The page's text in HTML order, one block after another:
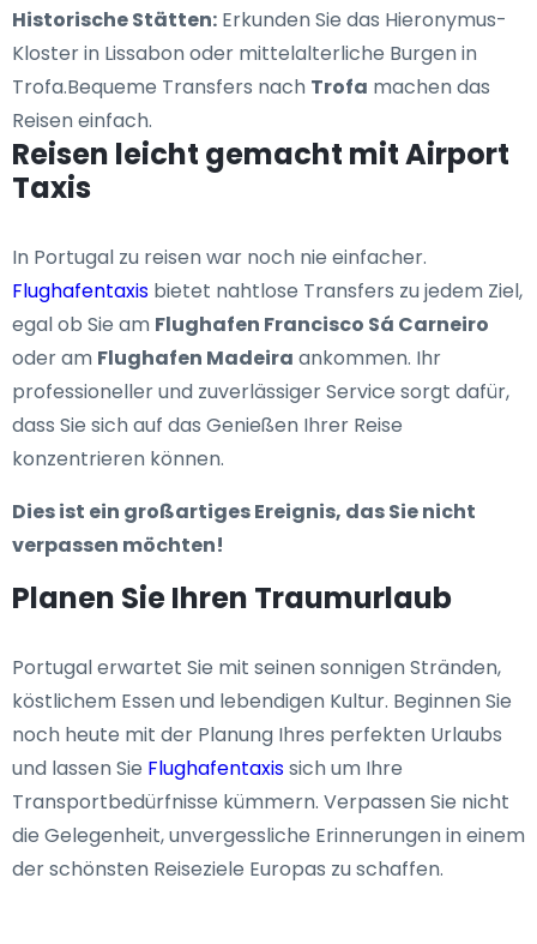
Historische Stätten: Erkunden Sie das Hieronymus-
Kloster in Lissabon oder mittelalterliche Burgen in
Trofa.Bequeme Transfers nach Trofa machen das
Reisen einfach.
Reisen leicht gemacht mit Airport
Taxis
In Portugal zu reisen war noch nie einfacher.
Flughafentaxis bietet nahtlose Transfers zu jedem Ziel,
egal ob Sie am Flughafen Francisco Sá Carneiro
oder am Flughafen Madeira ankommen. Ihr
professioneller und zuverlässiger Service sorgt dafür,
dass Sie sich auf das Genießen Ihrer Reise
konzentrieren können.
Dies ist ein großartiges Ereignis, das Sie nicht
verpassen möchten!
Planen Sie Ihren Traumurlaub
Portugal erwartet Sie mit seinen sonnigen Stränden,
köstlichem Essen und lebendigen Kultur. Beginnen Sie
noch heute mit der Planung Ihres perfekten Urlaubs
und lassen Sie Flughafentaxissich um Ihre
Transportbedürfnisse kümmern. Verpassen Sie nicht
die Gelegenheit, unvergessliche Erinnerungen in einem
der schönsten Reiseziele Europas zu schaffen.